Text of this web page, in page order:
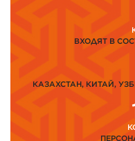
ВХОДЯТ В
КАЗАХСТАН, КИТАЙ,